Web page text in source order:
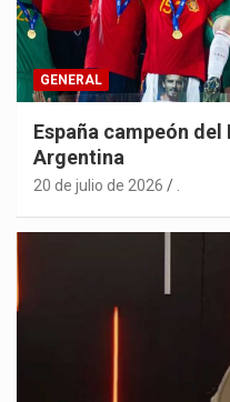
GENERAL
España campeón
Argentina
20 de julio de 2026